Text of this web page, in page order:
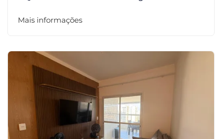
Mais informações